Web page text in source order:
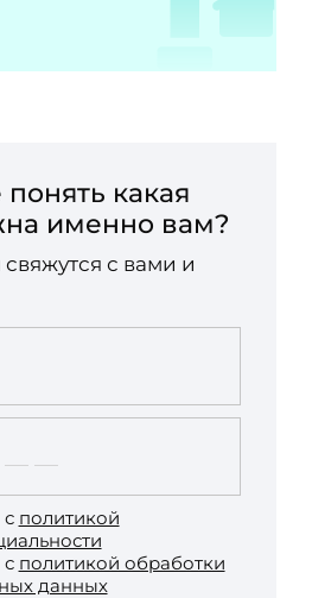
какая
именно вам?
с вами и
с политикой
с политикой обработки
данных